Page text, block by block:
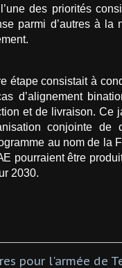
des priorités
parmi d’autres à la
étape consistait à
d’alignement
et de livraison. Ce
conjointe de
au nom de la
pourraient être
2030.